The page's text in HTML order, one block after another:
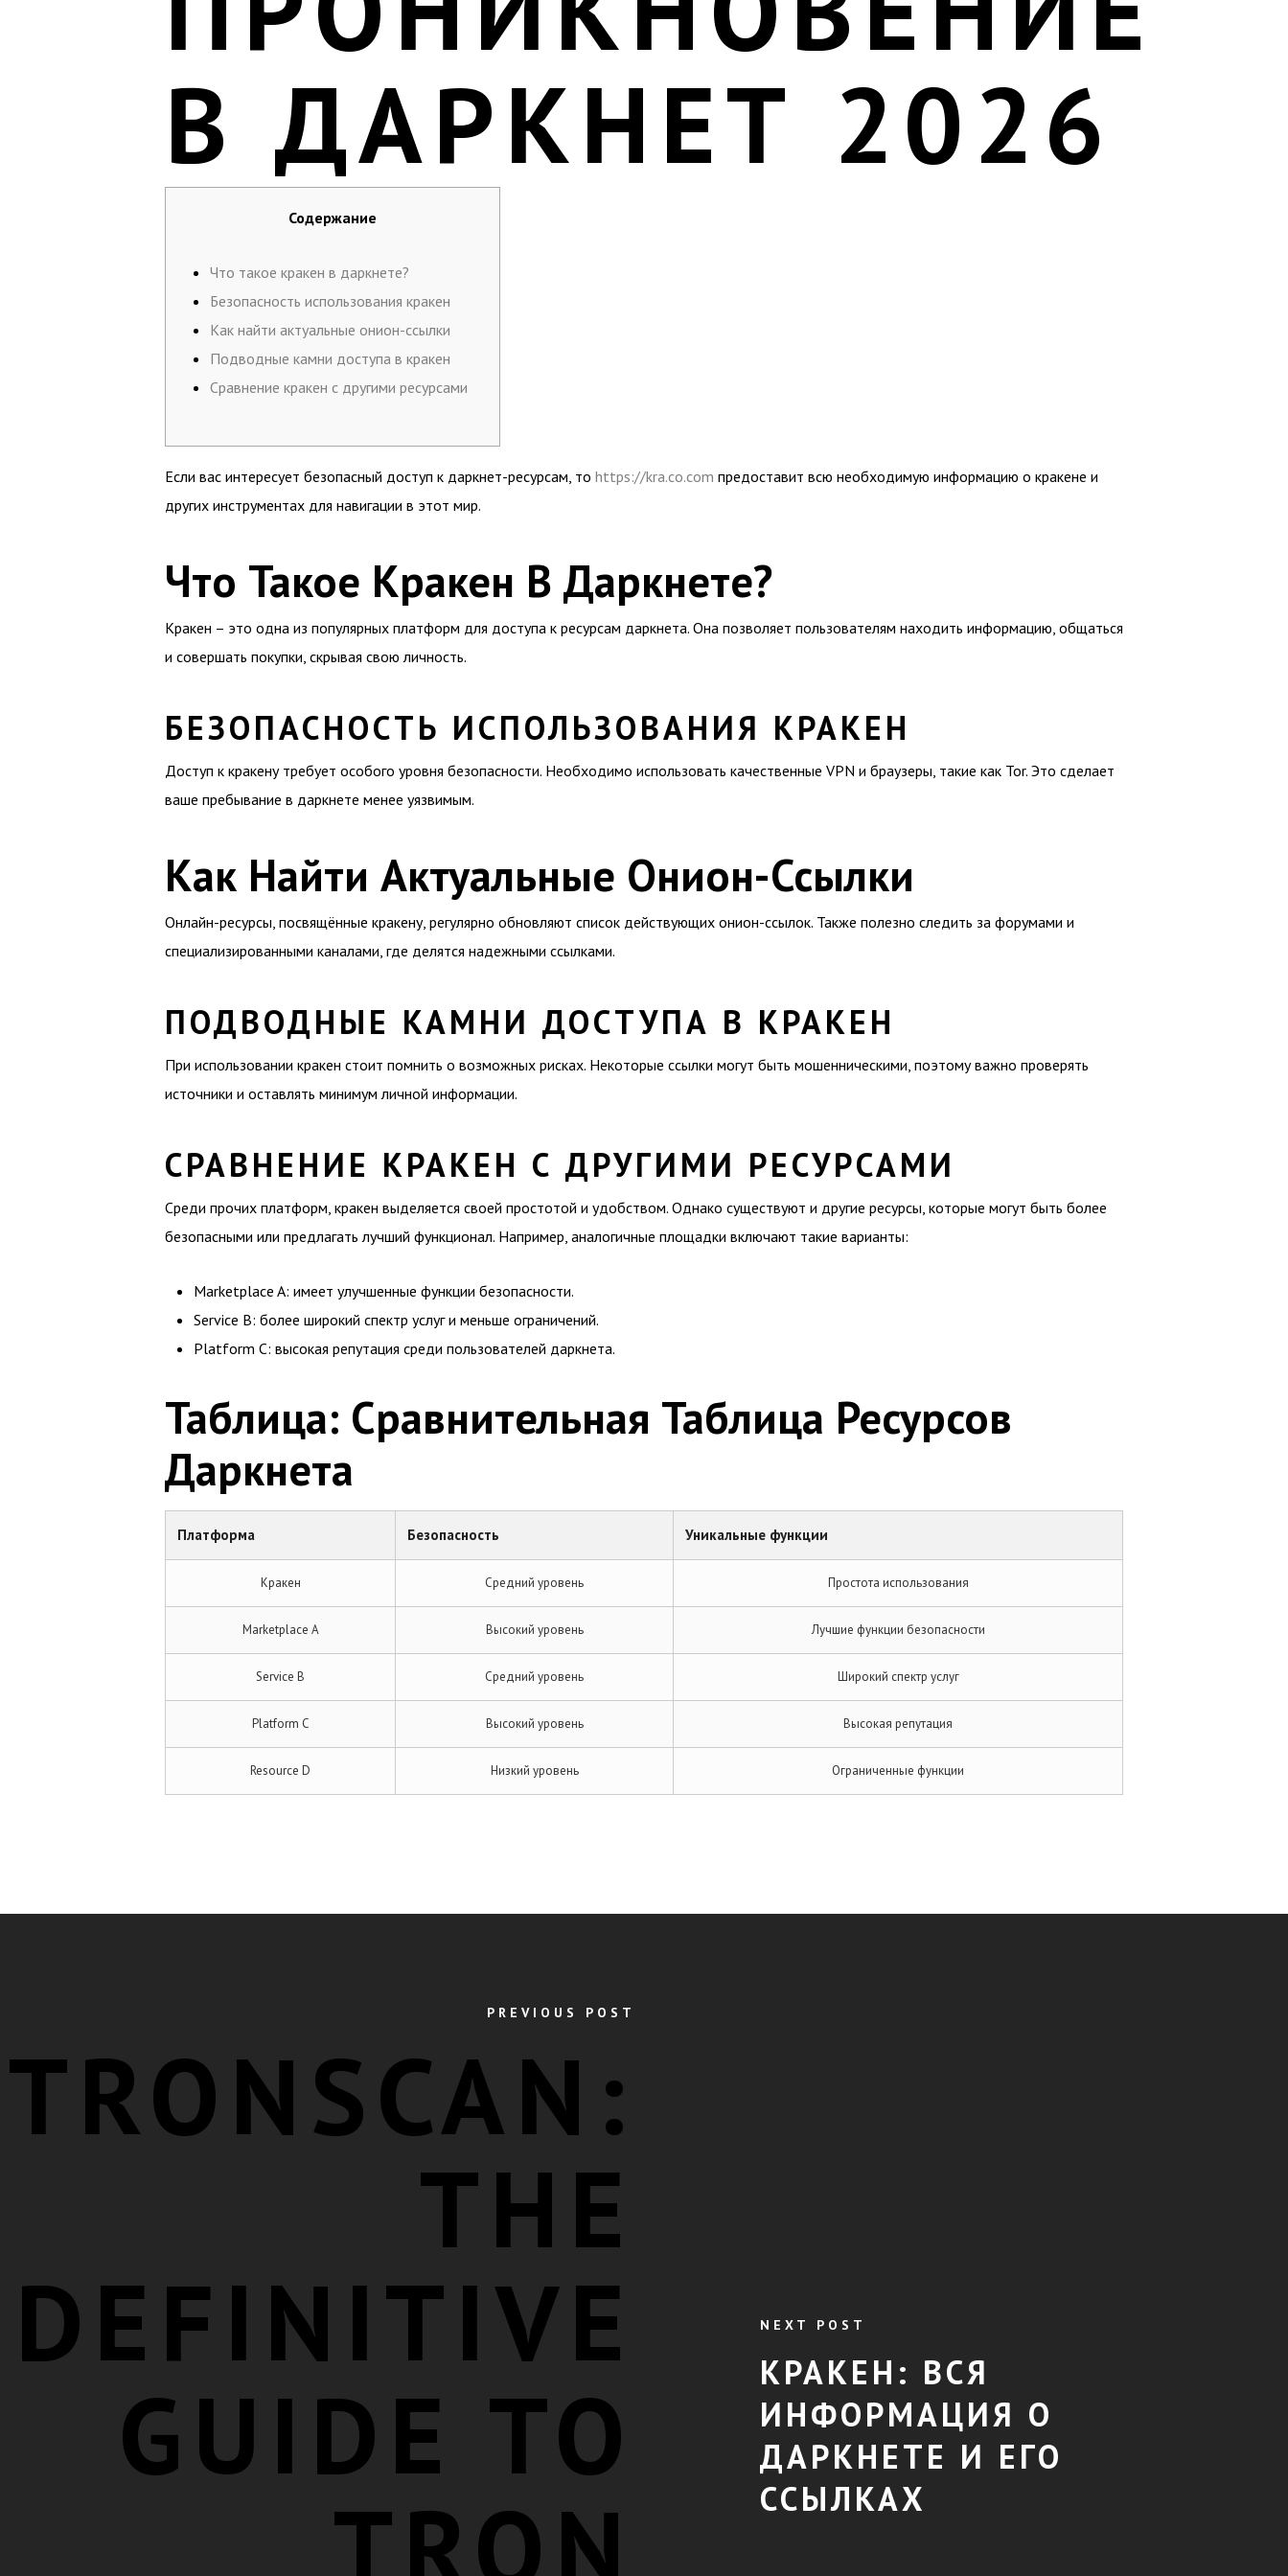
В ДАРКНЕТ 2026
Содержание
Что такое кракен в даркнете?
Безопасность использования кракен
Как найти актуальные онион-ссылки
Подводные камни доступа в кракен
Сравнение кракен с другими ресурсами
Если вас интересует безопасный доступ к даркнет-ресурсам, то https://kra.co.com предоставит всю необходимую информацию о кракене и
других инструментах для навигации в этот мир.
Что Такое Кракен В Даркнете?
Кракен – это одна из популярных платформ для доступа к ресурсам даркнета. Она позволяет пользователям находить информацию, общаться
и совершать покупки, скрывая свою личность.
БЕЗОПАСНОСТЬ ИСПОЛЬЗОВАНИЯ КРАКЕН
Доступ к кракену требует особого уровня безопасности. Необходимо использовать качественные VPN и браузеры, такие как Tor. Это сделает
ваше пребывание в даркнете менее уязвимым.
Как Найти Актуальные Онион-Ссылки
Онлайн-ресурсы, посвящённые кракену, регулярно обновляют список действующих онион-ссылок. Также полезно следить за форумами и
специализированными каналами, где делятся надежными ссылками.
ПОДВОДНЫЕ КАМНИ ДОСТУПА В КРАКЕН
При использовании кракен стоит помнить о возможных рисках. Некоторые ссылки могут быть мошенническими, поэтому важно проверять
источники и оставлять минимум личной информации.
СРАВНЕНИЕ КРАКЕН С ДРУГИМИ РЕСУРСАМИ
Среди прочих платформ, кракен выделяется своей простотой и удобством. Однако существуют и другие ресурсы, которые могут быть более
безопасными или предлагать лучший функционал. Например, аналогичные площадки включают такие варианты:
Marketplace A: имеет улучшенные функции безопасности.
Service B: более широкий спектр услуг и меньше ограничений.
Platform C: высокая репутация среди пользователей даркнета.
Таблица: Сравнительная Таблица Ресурсов
Даркнета
Платформа Безопасность Уникальные функции
Кракен Средний уровень Простота использования
Marketplace A Высокий уровень Лучшие функции безопасности
Service B Средний уровень Широкий спектр услуг
Platform C Высокий уровень Высокая репутация
Resource D Низкий уровень Ограниченные функции
PREVIOUS POST
TRONSCAN:
THE
DEFINITIVE
GUIDE TO
TRON
NEXT POST
КРАКЕН: ВСЯ
ИНФОРМАЦИЯ О
ДАРКНЕТЕ И ЕГО
ССЫЛКАХ